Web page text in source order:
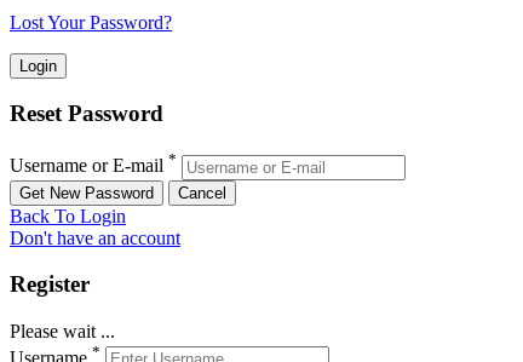
Lost Your Password?
Reset Password
Username or E-mail *
Back To Login
Don't have an account
Register
Please wait ...
*